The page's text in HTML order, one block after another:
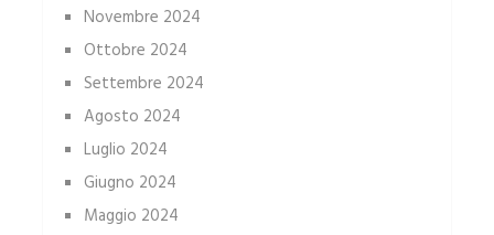
Novembre 2024
Ottobre 2024
Settembre 2024
Agosto 2024
Luglio 2024
Giugno 2024
Maggio 2024